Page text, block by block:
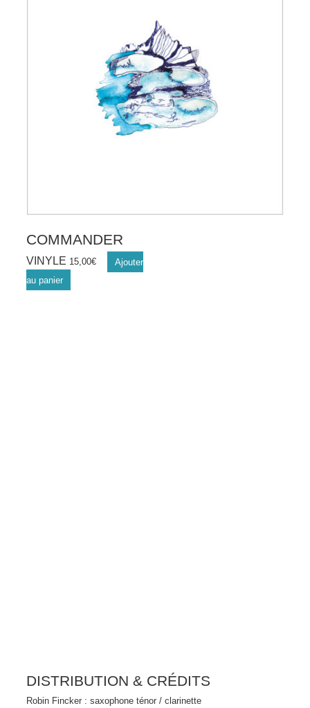
COMMANDER
VINYLE 15,00€
Ajouter
au panier
DISTRIBUTION & CRÉDITS
Robin Fincker : saxophone ténor / clarinette